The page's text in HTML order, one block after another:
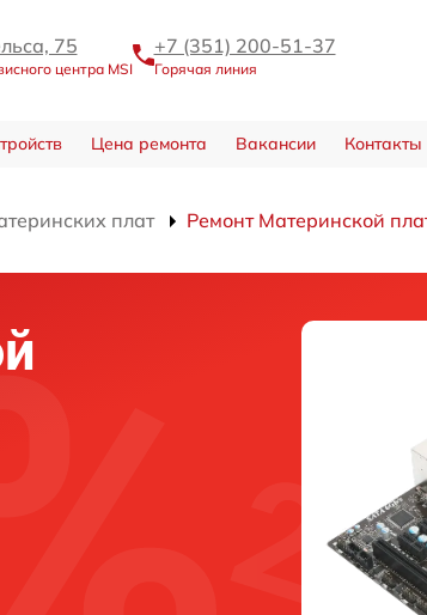
75
центра MSI
+7 (351) 200-51-37
Горячая линия
Цена ремонта Вакансии Контакты
плат Ремонт Материнской